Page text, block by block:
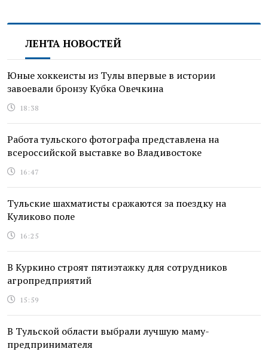
ЛЕНТА НОВОСТЕЙ
Юные хоккеисты из Тулы впервые в истории
завоевали бронзу Кубка Овечкина
18:38
Работа тульского фотографа представлена на
всероссийской выставке во Владивостоке
16:47
Тульские шахматисты сражаются за поездку на
Куликово поле
16:25
В Куркино строят пятиэтажку для сотрудников
агропредприятий
15:59
В Тульской области выбрали лучшую маму-
предпринимателя